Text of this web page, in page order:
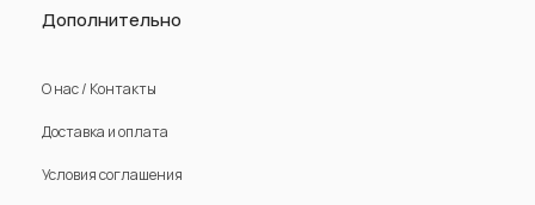
Дополнительно
О нас / Контакты
Доставка и оплата
Условия соглашения